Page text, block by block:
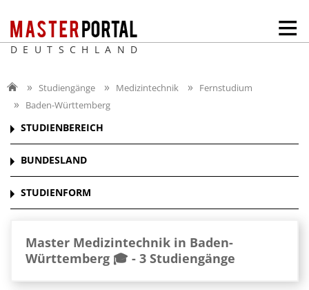
DEUTSCHLAND
Studiengänge Medizintechnik
Fernstudium
Baden-Württemberg
STUDIENBEREICH
BUNDESLAND
STUDIENFORM
Master Medizintechnik in Baden-
Württemberg 🎓 - 3 Studiengänge